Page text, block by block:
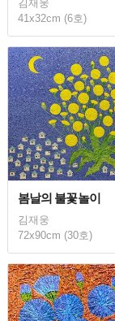
김재웅
41x32cm (6호)
봄날의 불꽃놀이
김재웅
72x90cm (30호)